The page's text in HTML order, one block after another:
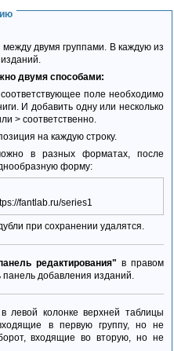
двумя группами. В каждую из
двумя способами:
поле необходимо
И добавить одну или несколько
> соответственно.
на каждую строку.
в разных форматах, после
форму:
fantlab.ru/edition22368 https://fantlab.ru/series1
при сохранении удалятся.
редактирования" в правом
панель добавления изданий.
левой колонке верхней таблицы
в первую группу, но не
входящие во вторую, но не